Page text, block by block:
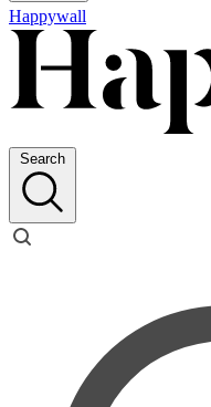
Happywall
Search